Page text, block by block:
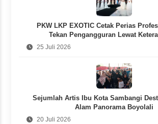
PKW LKP EXOTIC Cetak Perias
Tekan Pengangguran Lewat
25 Juli 2026
Sejumlah Artis Ibu Kota Sambangi
Alam Panorama Boyolali
20 Juli 2026